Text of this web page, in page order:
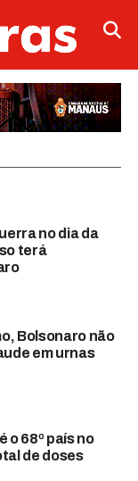
no dia da
terá
Bolsonaro não
em urnas
o 68º país no
de doses